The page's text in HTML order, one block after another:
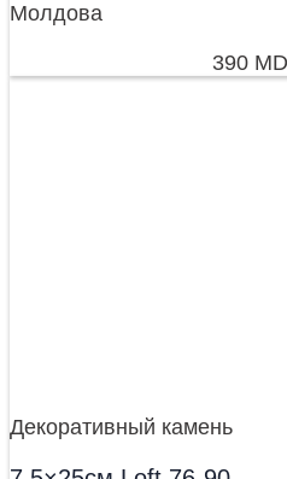
Молдова
390
Декоративный камень